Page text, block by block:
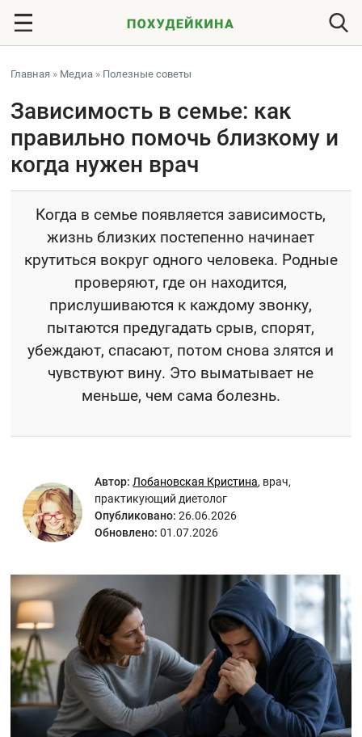
Главная » Медиа » Полезные советы
Зависимость в семье: как
правильно помочь близкому и
когда нужен врач
Когда в семье появляется зависимость,
жизнь близких постепенно начинает
крутиться вокруг одного человека. Родные
проверяют, где он находится,
прислушиваются к каждому звонку,
пытаются предугадать срыв, спорят,
убеждают, спасают, потом снова злятся и
чувствуют вину. Это выматывает не
меньше, чем сама болезнь.
Автор: Лобановская Кристина, врач,
практикующий диетолог
Опубликовано: 26.06.2026
Обновлено: 01.07.2026